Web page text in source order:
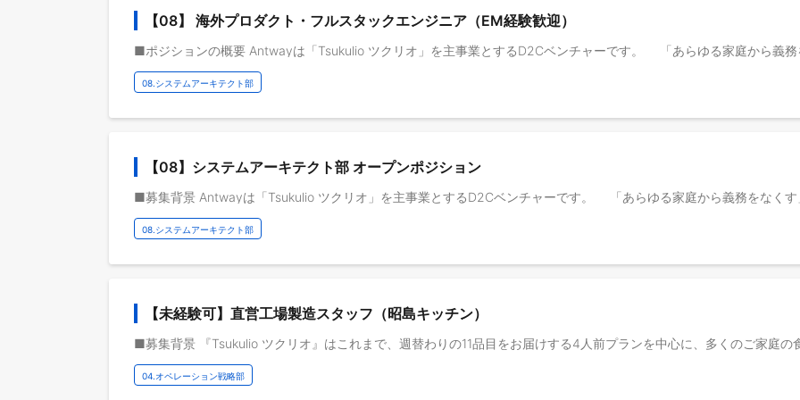
【08】 海外プロダクト・フルスタックエンジニア（EM経験歓迎）
08.システムアーキテクト部
【08】システムアーキテクト部 オープンポジション
08.システムアーキテクト部
【未経験可】直営工場製造スタッフ（昭島キッチン）
04.オペレーション戦略部